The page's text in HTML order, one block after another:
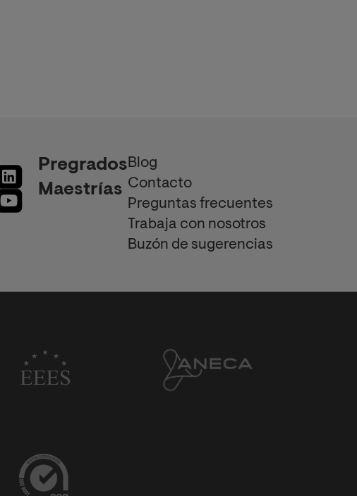
Pregrados
Maestrías
Blog
Contacto
Preguntas frecuentes
Trabaja con nosotros
Buzón de sugerencias